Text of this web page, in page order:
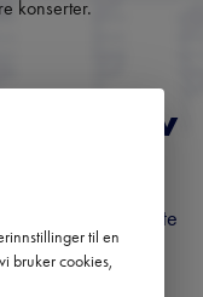
konserter.
og utvalgte
til en
bruker cookies,